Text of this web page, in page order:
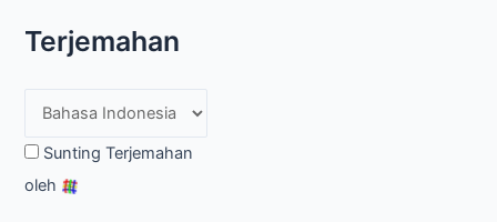
Terjemahan
Sunting Terjemahan
oleh